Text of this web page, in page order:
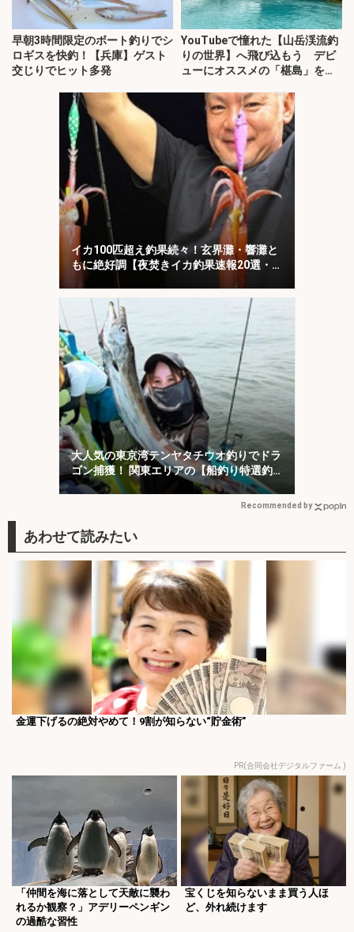
早朝3時間限定のボート釣りでシ
ロギスを快釣！【兵庫】ゲスト
交じりでヒット多発
YouTubeで憧れた【山岳渓流釣
りの世界】へ飛び込もう デビ
ューにオススメの「椹島」を紹
イカ100匹超え釣果続々！玄界灘・響灘と
もに絶好調【夜焚きイカ釣果速報20選・福
大人気の東京湾テンヤタチウオ釣りでドラ
ゴン捕獲！ 関東エリアの【船釣り特選釣
果7選】
Recommended by
金運下げるの絶対やめて！9割が知らない“貯金術”
PR(合同会社デジタルファーム )
「仲間を海に落として天敵に襲わ
れるか観察？」アデリーペンギン
の過酷な習性
宝くじを知らないまま買う人ほ
ど、外れ続けます